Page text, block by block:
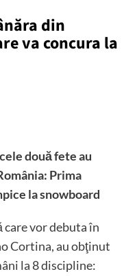
din
va concura la
două fete au
Prima
la snowboard
care vor debuta în
Cortina, au obţinut
la 8 discipline: